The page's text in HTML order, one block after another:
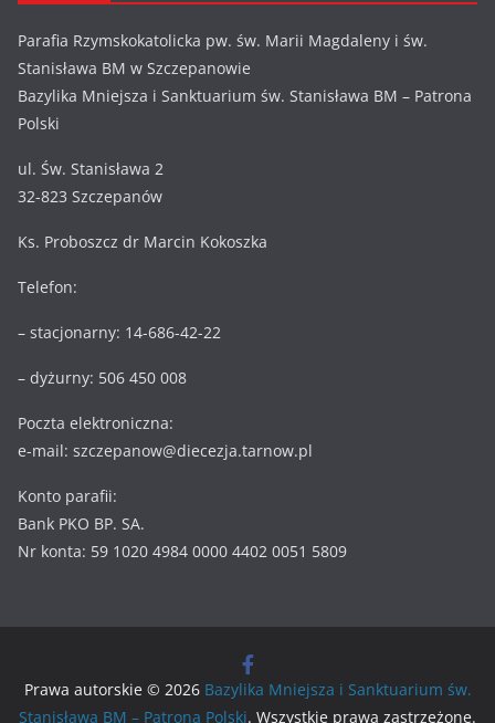
Parafia Rzymskokatolicka pw. św. Marii Magdaleny i św.
Stanisława BM w Szczepanowie
Bazylika Mniejsza i Sanktuarium św. Stanisława BM – Patrona
Polski
ul. Św. Stanisława 2
32-823 Szczepanów
Ks. Proboszcz dr Marcin Kokoszka
Telefon:
– stacjonarny: 14-686-42-22
– dyżurny: 506 450 008
Poczta elektroniczna:
e-mail: szczepanow@diecezja.tarnow.pl
Konto parafii:
Bank PKO BP. SA.
Nr konta: 59 1020 4984 0000 4402 0051 5809
Prawa autorskie © 2026 Bazylika Mniejsza i Sanktuarium św.
Stanisława BM – Patrona Polski. Wszystkie prawa zastrzeżone.